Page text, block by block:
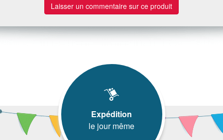
Laisser un commentaire sur ce produit
Expédition
le jour même